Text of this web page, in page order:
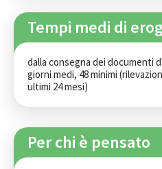
Tempi medi di
dalla consegna dei documenti
giorni medi, 48 minimi
ultimi 24 mesi)
Per chi è pensato